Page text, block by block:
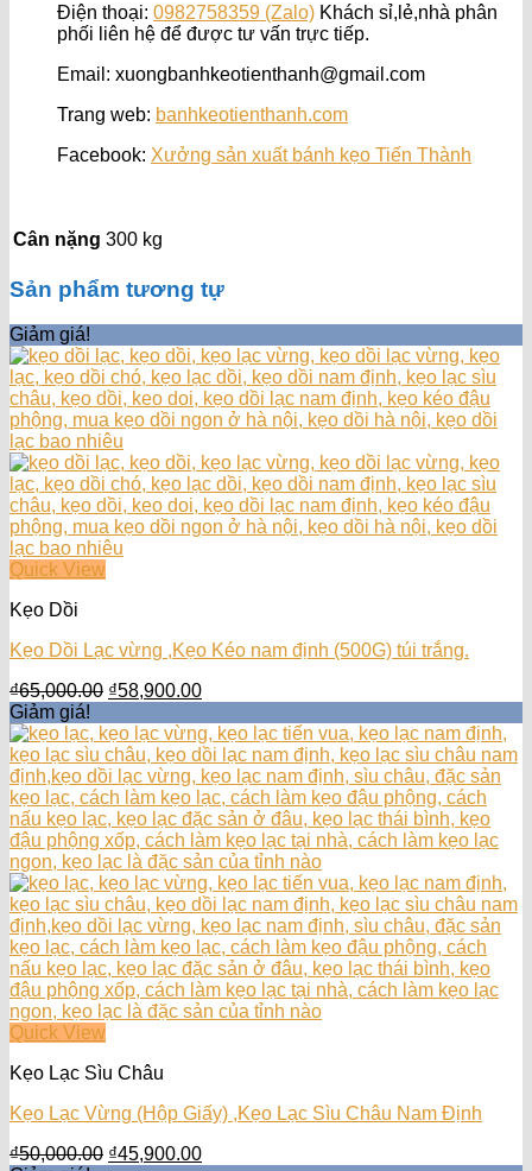
Điện thoại: 0982758359 (Zalo) Khách sỉ,lẻ,nhà phân
phối liên hệ để được tư vấn trực tiếp.
Email: xuongbanhkeotienthanh@gmail.com
Trang web: banhkeotienthanh.com
Facebook: Xưởng sản xuất bánh kẹo Tiến Thành
Cân nặng 300 kg
Sản phẩm tương tự
Giảm giá!
Quick View
Kẹo Dồi
Kẹo Dồi Lạc vừng ,Kẹo Kéo nam định (500G) túi trắng.
₫65,000.00 Giá
là:
₫65,000.00.
₫58,900.00Giá
tại
là:
₫58,900.00.
Giảm giá!
Quick View
Kẹo Lạc Sìu Châu
Kẹo Lạc Vừng (Hộp Giấy) ,Kẹo Lạc Sìu Châu Nam Định
₫50,000.00 Giá
₫45,900.00Giá